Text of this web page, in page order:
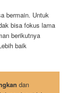
bermain. Untuk
bisa fokus lama
berikutnya
baik
dan